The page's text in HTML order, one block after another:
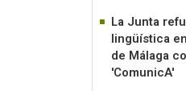
La Junta
lingüística
de Málaga
'ComunicA'